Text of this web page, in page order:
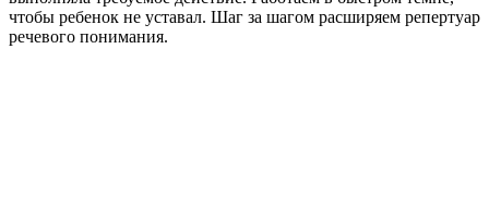
чтобы ребенок не уставал. Шаг за шагом расширяем репертуар
речевого понимания.